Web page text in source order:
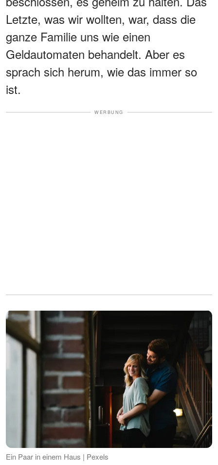
Letzte, was wir wollten, war, dass die
ganze Familie uns wie einen
Geldautomaten behandelt. Aber es
sprach sich herum, wie das immer so
ist.
WERBUNG
Ein Paar in einem Haus | Pexels